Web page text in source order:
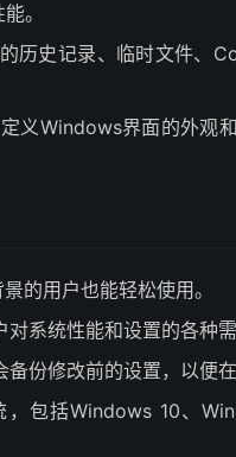
。
历史记录、临时文件、
义Windows界面的外观
的用户也能轻松使用。
系统性能和设置的各种需
份修改前的设置，以便在
包括Windows 10、